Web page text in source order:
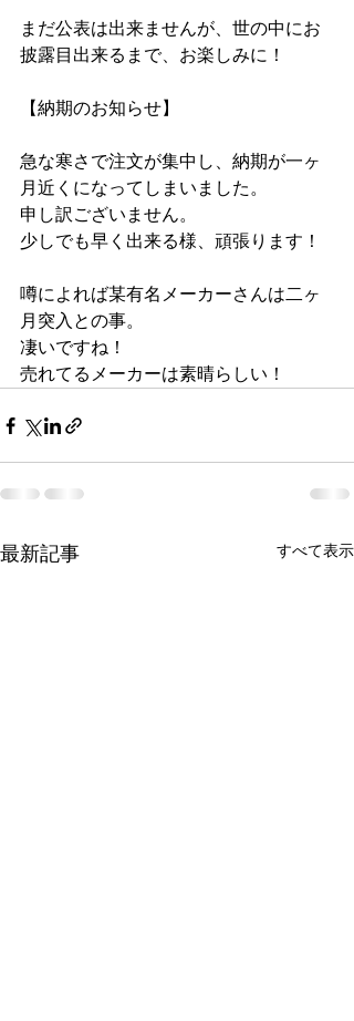
まだ公表は出来ませんが、世の中にお
披露目出来るまで、お楽しみに！
【納期のお知らせ】
急な寒さで注文が集中し、納期が一ヶ
月近くになってしまいました。
申し訳ございません。
少しでも早く出来る様、頑張ります！
噂によれば某有名メーカーさんは二ヶ
月突入との事。
凄いですね！
売れてるメーカーは素晴らしい！
最新記事 すべて表示